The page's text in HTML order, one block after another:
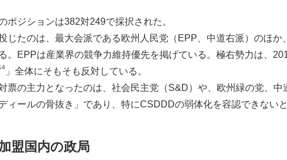
ポジションは382対249で採択された。
じたのは、最大会派である欧州人民党（EPP、中道右派）のほ
。EPPは産業界の競争力維持優先を掲げている。極右勢力は、
」全体にそもそも反対している。
票の主力となったのは、社会民主党（S&D）や、欧州緑の党、
ィールの骨抜き」であり、特にCSDDDの弱体化を容認できない
盟国内の政局